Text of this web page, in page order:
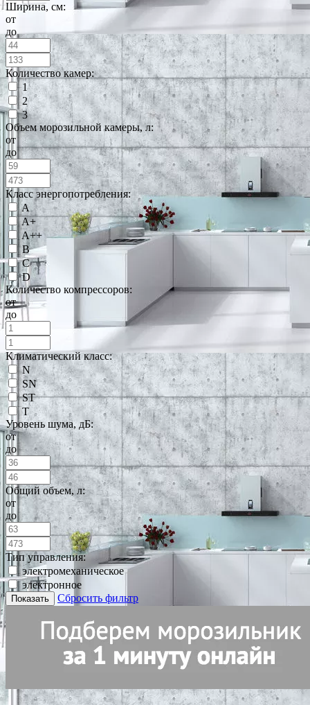
Ширина, см:
от
до
Количество камер:
1
2
3
Объем морозильной камеры, л:
от
до
Класс энергопотребления:
A
A+
A++
B
C
D
Количество компрессоров:
от
до
Климатический класс:
N
SN
ST
T
Уровень шума, дБ:
от
до
Общий объем, л:
от
до
Тип управления:
электромеханическое
электронное
Показать Сбросить фильтр